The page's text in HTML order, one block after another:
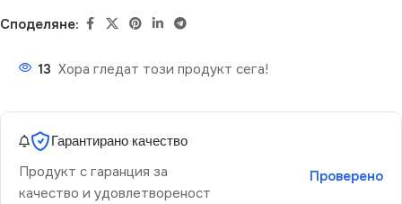
Споделяне:
13 Хора гледат този продукт сега!
Гарантирано качество
Продукт с гаранция за
качество и удовлетвореност
Проверено